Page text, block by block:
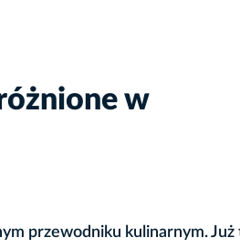
w
przewodniku kulinarnym.